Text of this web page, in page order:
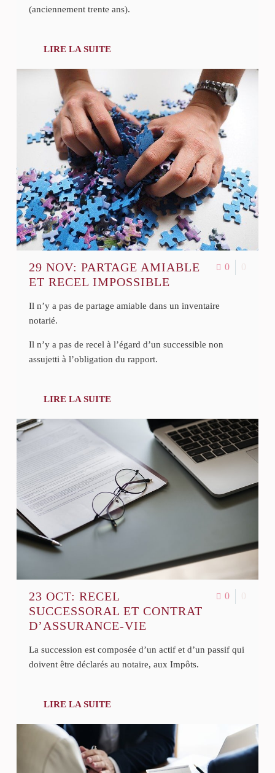
(anciennement trente ans).
LIRE LA SUITE
0 0
29 NOV: PARTAGE AMIABLE
ET RECEL IMPOSSIBLE
Il n’y a pas de partage amiable dans un inventaire
notarié.
Il n’y a pas de recel à l’égard d’un successible non
assujetti à l’obligation du rapport.
LIRE LA SUITE
0 0
23 OCT: RECEL
SUCCESSORAL ET CONTRAT
D’ASSURANCE-VIE
La succession est composée d’un actif et d’un passif qui
doivent être déclarés au notaire, aux Impôts.
LIRE LA SUITE